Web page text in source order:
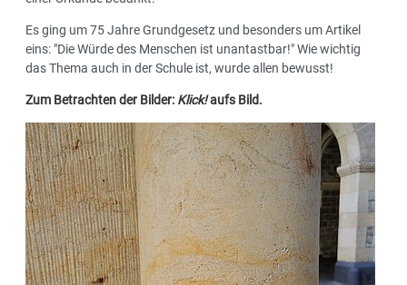
Es ging um 75 Jahre Grundgesetz und besonders um Artikel
eins: "Die Würde des Menschen ist unantastbar!" Wie wichtig
das Thema auch in der Schule ist, wurde allen bewusst!
Zum Betrachten der Bilder: Klick!aufs Bild.